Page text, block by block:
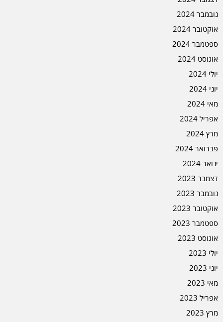
נובמבר 2024
אוקטובר 2024
ספטמבר 2024
אוגוסט 2024
יולי 2024
יוני 2024
מאי 2024
אפריל 2024
מרץ 2024
פברואר 2024
ינואר 2024
דצמבר 2023
נובמבר 2023
אוקטובר 2023
ספטמבר 2023
אוגוסט 2023
יולי 2023
יוני 2023
מאי 2023
אפריל 2023
מרץ 2023